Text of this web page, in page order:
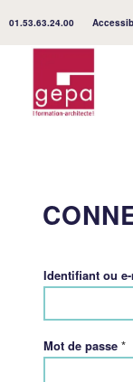
01.53.63.24.00
Identifiant ou
Mot de passe *